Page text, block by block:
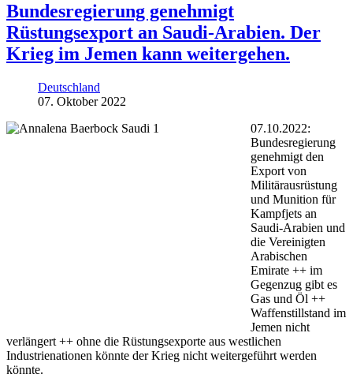
Bundesregierung genehmigt
Rüstungsexport an Saudi-Arabien. Der
Krieg im Jemen kann weitergehen.
Deutschland
07. Oktober 2022
07.10.2022:
Bundesregierung
genehmigt den
Export von
Militärausrüstung
und Munition für
Kampfjets an
Saudi-Arabien und
die Vereinigten
Arabischen
Emirate ++ im
Gegenzug gibt es
Gas und Öl ++
Waffenstillstand im
Jemen nicht
verlängert ++ ohne die Rüstungsexporte aus westlichen
Industrienationen könnte der Krieg nicht weitergeführt werden
könnte.